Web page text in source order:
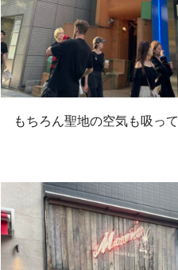
もちろん聖地の空気も吸って